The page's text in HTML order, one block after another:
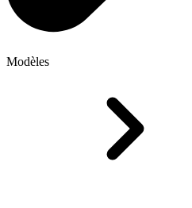
Modèles